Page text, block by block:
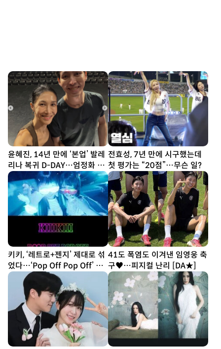
윤혜진, 14년 만에 ‘본업’ 발레
리나 복귀 D-DAY…엄정화 “자
랑스러워” [SD톡톡]
전효성, 7년 만에 시구했는데
첫 평가는 “20점”…무슨 일?
키키, ‘레트로+젠지’ 제대로 섞
었다…‘Pop Off Pop Off’ MV
티저 공개
41도 폭염도 이겨낸 임영웅 축
구♥…피지컬 난리 [DA★]